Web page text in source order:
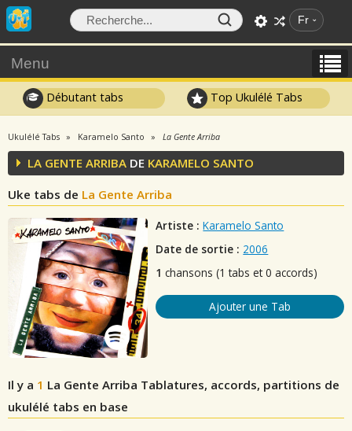
Fr
Menu
Débutant tabs Top Ukulélé Tabs
Ukulélé Tabs Karamelo Santo La Gente Arriba
LA GENTE ARRIBA DE KARAMELO SANTO
Uke tabs de La Gente Arriba
Artiste : Karamelo Santo
Date de sortie : 2006
1 chansons (1 tabs et 0 accords)
Ajouter une Tab
Il y a 1 La Gente Arriba Tablatures, accords, partitions de
ukulélé tabs en base